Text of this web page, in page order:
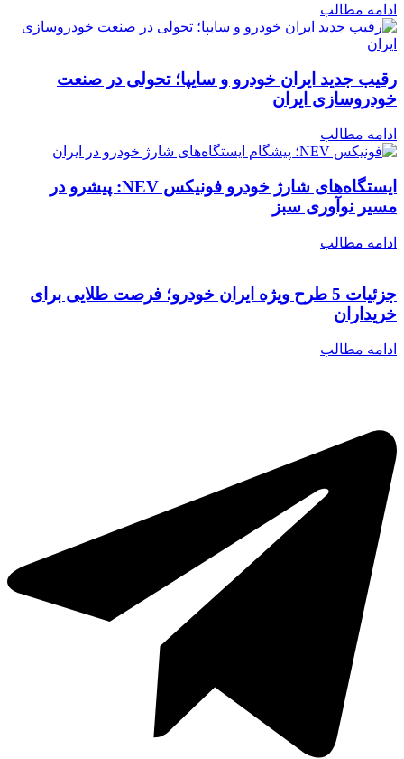
ادامه مطالب
رقیب جدید ایران خودرو و سایپا؛ تحولی در صنعت
خودروسازی ایران
ادامه مطالب
ایستگاه‌های شارژ خودرو فونیکس NEV: پیشرو در
مسیر نوآوری سبز
ادامه مطالب
جزئیات 5 طرح ویژه ایران خودرو؛ فرصت طلایی برای
خریداران
ادامه مطالب